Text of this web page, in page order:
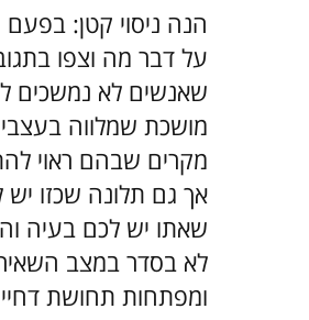
הנה ניסוי קטן:
על דבר מה וצפו
שאנשים לא נמשכים
מושכת שמלווה
מקרים שבהם ראוי
אך גם תלונה שכזו
שאתו יש לכם בעיה
לא בסדר במצב
ומפתחות תחושת